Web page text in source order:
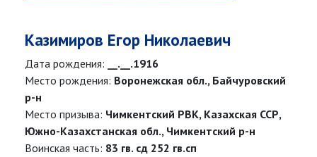
Казимиров Егор Николаевич
Дата рождения:
__.__.1916
Место рождения: Воронежская обл., Байчуровский
р-н
Место призыва: Чимкентский РВК, Казахская ССР,
Южно-Казахстанская обл., Чимкентский р-н
Воинская часть: 83 гв. сд 252 гв.сп